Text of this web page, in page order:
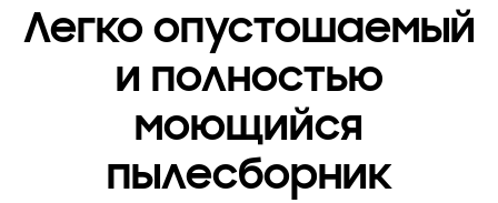
Легко опустошаемый
и полностью
моющийся
пылесборник